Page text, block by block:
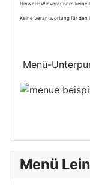
Hinweis: Wir veräußern
Keine Verantwortung für den
Menü-
Menü